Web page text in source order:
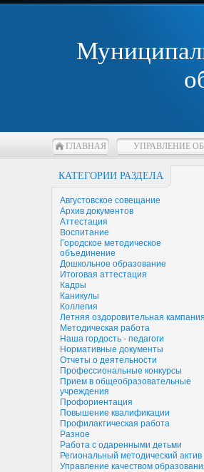
ГЛАВНАЯ УПРАВЛЕНИЕ
КАТЕГОРИИ РАЗДЕЛА
Августовское совещание
Архив документов
Аттестация
Воспитание
Городское методическое
объединение
Дошкольное образование
Итоговая аттестация
Кадры
Каникулы
Коллегия
Летняя оздоровительная кампания
Методическая работа
Наша гордость - педагоги
Нормативные документы
Отчеты о деятельности
Профессиональные конкурсы
Прием в общеобразовательные
учреждения
Профориентация
Повышение квалификации
Профилактическая работа
Разное
Работа с одаренными детьми
Региональный методический актив
Управление качеством